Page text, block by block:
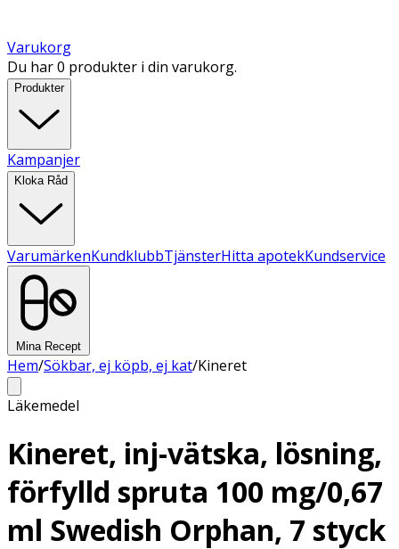
Varukorg
Du har 0 produkter i din varukorg.
Produkter
Kampanjer
Kloka Råd
VarumärkenKundklubbTjänsterHitta apotekKundservice
Mina Recept
Hem/Sökbar, ej köpb, ej kat/Kineret
Läkemedel
Kineret, inj-vätska, lösning,
förfylld spruta 100 mg/0,67
ml Swedish Orphan, 7 styck